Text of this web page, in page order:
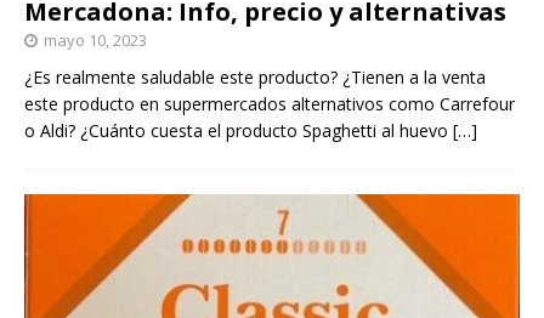
Mercadona: Info, precio y alternativas
mayo 10, 2023
¿Es realmente saludable este producto? ¿Tienen a la venta
este producto en supermercados alternativos como Carrefour
o Aldi? ¿Cuánto cuesta el producto Spaghetti al huevo […]